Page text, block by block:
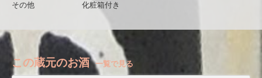
その他
化粧箱付き
この蔵元のお酒 一覧で見る